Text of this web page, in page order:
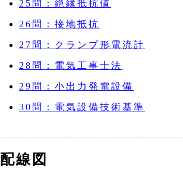
25問：絶縁抵抗値
26問：接地抵抗
27問：クランプ形電流計
28問：電気工事士法
29問：小出力発電設備
30問：電気設備技術基準
配線図